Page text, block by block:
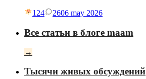
124 2606 may 2026
Все статьи в блоге maam
→
Тысячи живых обсуждений